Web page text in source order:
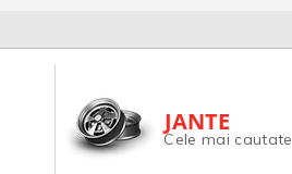
JANTE
Cele mai cautate